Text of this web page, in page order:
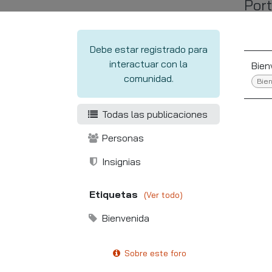
Debe estar registrado para
interactuar con la
comunidad.
Todas las publicaciones
Personas
Insignias
Etiquetas (Ver todo)
Bienvenida
Sobre este foro